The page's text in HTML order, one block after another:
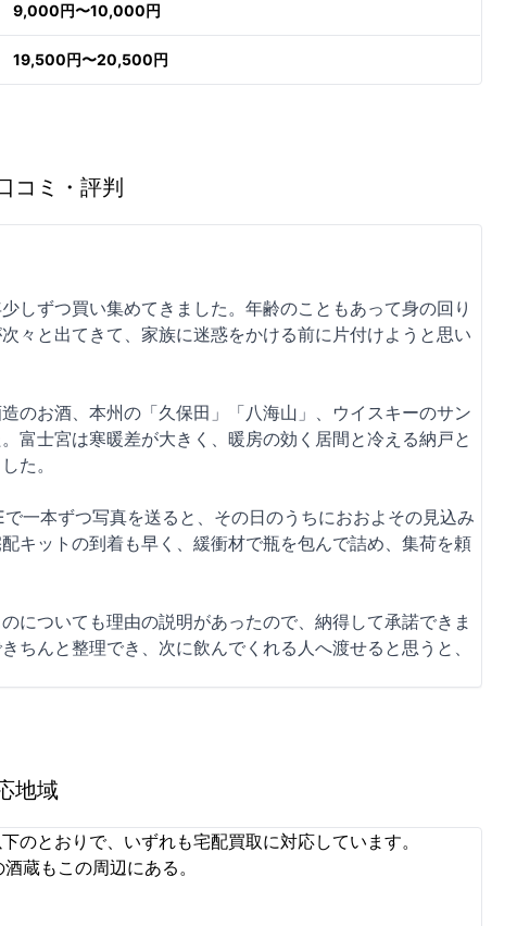
9,000円〜10,000円
19,500円〜20,500円
コミ・評判
しずつ買い集めてきました。年齢のこともあって身の回り
々と出てきて、家族に迷惑をかける前に片付けようと思い
のお酒、本州の「久保田」「八海山」、ウイスキーのサン
富士宮は寒暖差が大きく、暖房の効く居間と冷える納戸と
た。
一本ずつ写真を送ると、その日のうちにおおよその見込み
キットの到着も早く、緩衝材で瓶を包んで詰め、集荷を頼
についても理由の説明があったので、納得して承諾できま
んと整理でき、次に飲んでくれる人へ渡せると思うと、
地域
とおりで、いずれも宅配買取に対応しています。
蔵もこの周辺にある。